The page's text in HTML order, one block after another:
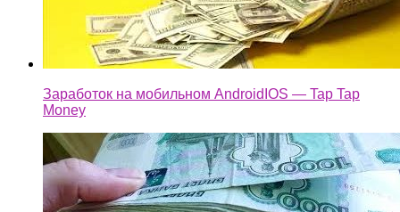
Заработок на мобильном AndroidIOS — Tap Tap
Money